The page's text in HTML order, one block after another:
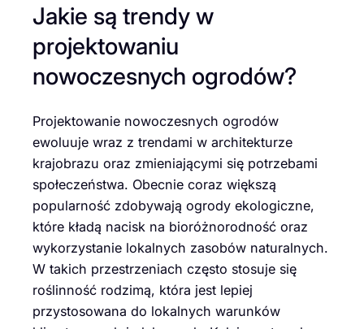
Jakie są trendy w
projektowaniu
nowoczesnych ogrodów?
Projektowanie nowoczesnych ogrodów
ewoluuje wraz z trendami w architekturze
krajobrazu oraz zmieniającymi się potrzebami
społeczeństwa. Obecnie coraz większą
popularność zdobywają ogrody ekologiczne,
które kładą nacisk na bioróżnorodność oraz
wykorzystanie lokalnych zasobów naturalnych.
W takich przestrzeniach często stosuje się
roślinność rodzimą, która jest lepiej
przystosowana do lokalnych warunków